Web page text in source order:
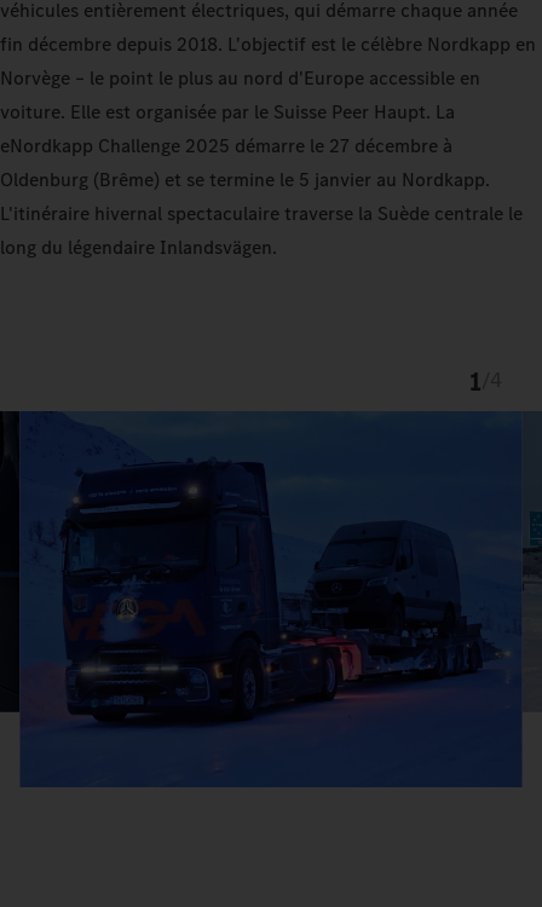
véhicules entièrement électriques, qui démarre chaque année
fin décembre depuis 2018. L'objectif est le célèbre Nordkapp en
Norvège – le point le plus au nord d'Europe accessible en
voiture. Elle est organisée par le Suisse Peer Haupt. La
eNordkapp Challenge 2025 démarre le 27 décembre à
Oldenburg (Brême) et se termine le 5 janvier au Nordkapp.
L'itinéraire hivernal spectaculaire traverse la Suède centrale le
long du légendaire Inlandsvägen.
1